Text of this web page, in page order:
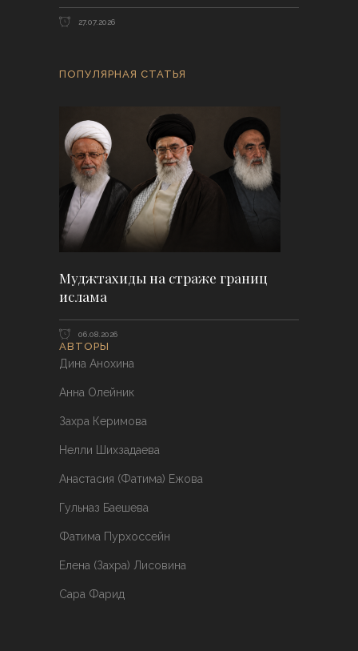
27.07.2026
ПОПУЛЯРНАЯ СТАТЬЯ
Муджтахиды на страже границ
ислама
06.08.2026
АВТОРЫ
Дина Анохина
Анна Олейник
Захра Керимова
Нелли Шихзадаева
Анастасия (Фатима) Ежова
Гульназ Баешева
Фатима Пурхоссейн
Елена (Захра) Лисовина
Сара Фарид